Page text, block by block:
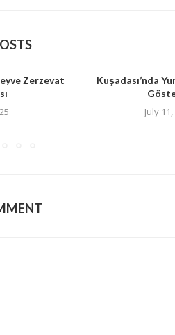
Zerzevat
Kuşadası’nda
July